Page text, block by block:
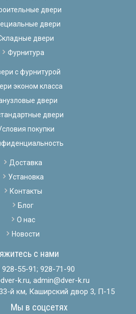
двери
двери
двери
Фурнитура
с фурнитурой
эконом класса
двери
двери
покупки
Доставка
Установка
Контакты
Блог
О нас
Новости
с нами
55-91; 928-71-90
k.ru, admin@dver-k.ru
й км, Каширский двор 3, П-15
Мы в соцсетях